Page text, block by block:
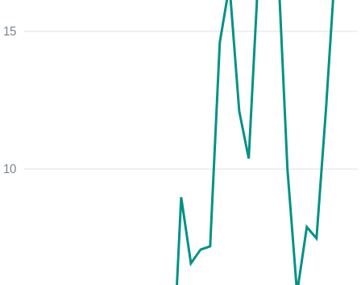
10
15